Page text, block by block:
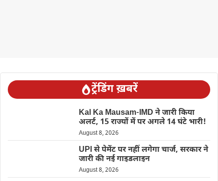
ट्रेंडिंग ख़बरें
Kal Ka Mausam-IMD ने जारी किया
अलर्ट, 15 राज्यों में पर अगले 14 घंटे भारी!
August 8, 2026
UPI से पेमेंट पर नहीं लगेगा चार्ज, सरकार ने
जारी की नई गाइडलाइन
August 8, 2026